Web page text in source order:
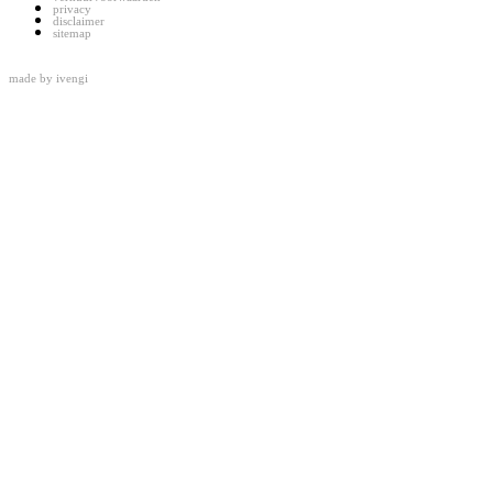
privacy
disclaimer
sitemap
made by ivengi